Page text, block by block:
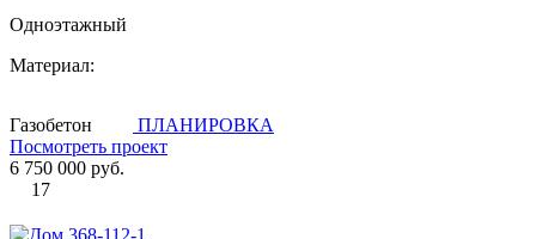
Одноэтажный
Материал:
Газобетон
ПЛАНИРОВКА
Посмотреть проект
6 750 000 руб.
17